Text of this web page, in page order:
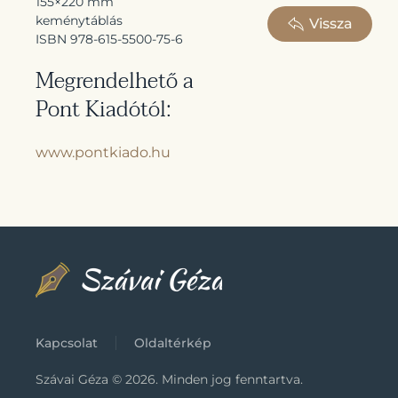
keménytáblás
ISBN 978-615-5500-75-6
Megrendelhető a
Pont Kiadótól:
www.pontkiado.hu
Vissza
Kapcsolat Oldaltérkép
Szávai Géza © 2026. Minden jog fenntartva.